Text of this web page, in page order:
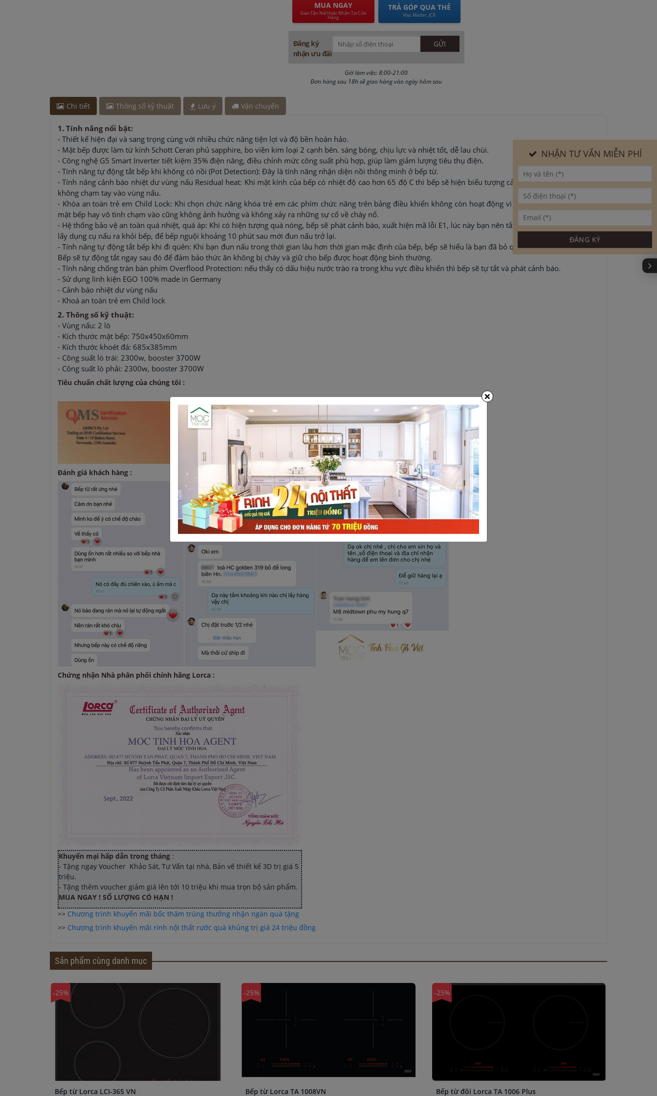
MUA NGAY
Giao Tận Nơi Hoặc Nhận Tại Cửa
Hàng
TRẢ GÓP QUA THẺ
Visa, Master, JCB
Đăng ký
nhận ưu đãi
Giờ làm việc: 8:00-21:00
Đơn hàng sau 18h sẽ giao hàng vào ngày hôm sau
Chi tiết Thông số kỹ thuật Lưu ý Vận chuyển
1. Tính năng nổi bật:
- Thiết kế hiện đại và sang trọng cùng với nhiều chức năng tiện lợi và độ bền hoàn hảo.
- Mặt bếp được làm từ kính Schott Ceran phủ sapphire, bo viền kim loại 2 cạnh bên. sáng bóng, chịu lực và nhiệt tốt, dễ lau chùi.
- Công nghệ G5 Smart Inverter tiết kiệm 35% điện năng, điều chỉnh mức công suất phù hợp, giúp làm giảm lượng tiêu thụ điện.
- Tính năng tự động tắt bếp khi không có nồi (Pot Detection): Đây là tính năng nhận diện nồi thông minh ở bếp từ.
- Tính năng cảnh báo nhiệt dư vùng nấu Residual heat: Khi mặt kính của bếp có nhiệt độ cao hơn 65 độ C thì bếp sẽ hiện biểu tượng cảnh báo để người sử dụng
không chạm tay vào vùng nấu.
- Khóa an toàn trẻ em Child Lock: Khi chọn chức năng khóa trẻ em các phím chức năng trên bảng điều khiển không còn hoạt động vì thế trẻ có tiếp xúc với bề
mặt bếp hay vô tình chạm vào cũng không ảnh hưởng và không xảy ra những sự cố về cháy nổ.
- Hệ thống bảo vệ an toàn quá nhiệt, quá áp: Khi có hiện tượng quá nóng, bếp sẽ phát cảnh báo, xuất hiện mã lỗi E1, lúc này bạn nên tắt bếp ngay lập tức. Sau đó
lấy dụng cụ nấu ra khỏi bếp, để bếp nguội khoảng 10 phút sau mới đun nấu trở lại.
- Tính năng tự động tắt bếp khi đi quên: Khi bạn đun nấu trong thời gian lâu hơn thời gian mặc định của bếp, bếp sẽ hiểu là bạn đã bỏ quên nồi thức ăn trên bếp.
Bếp sẽ tự động tắt ngay sau đó để đảm bảo thức ăn không bị cháy và giữ cho bếp được hoạt động bình thường.
- Tính năng chống tràn bàn phím Overflood Protection: nếu thấy có dấu hiệu nước trào ra trong khu vực điều khiển thì bếp sẽ tự tắt và phát cảnh báo.
- Sử dụng linh kiện EGO 100% made in Germany
- Cảnh báo nhiệt dư vùng nấu
- Khoá an toàn trẻ em Child lock
2. Thông số kỹ thuật:
- Vùng nấu: 2 lò
- Kích thước mặt bếp: 750x450x60mm
- Kích thước khoét đá: 685x385mm
- Công suất lò trái: 2300w, booster 3700W
- Công suất lò phải: 2300w, booster 3700W
Tiêu chuẩn chất lượng của chúng tôi :
Đánh giá khách hàng :
Chứng nhận Nhà phân phối chính hãng Lorca :
Khuyến mại hấp dẫn trong tháng :
- Tặng ngay Voucher Khảo Sát, Tư Vấn tại nhà, Bản vẽ thiết kế 3D trị giá 5
triệu.
- Tặng thêm voucher giảm giá lên tới 10 triệu khi mua trọn bộ sản phẩm.
MUA NGAY ! SỐ LƯỢNG CÓ HẠN !
>> Chương trình khuyến mãi bốc thăm trúng thưởng nhận ngàn quà tặng
>> Chương trình khuyến mãi rinh nội thất rước quà khủng trị giá 24 triệu đồng
NHẬN TƯ VẤN MIỄN PHÍ
Sản phẩm cùng danh mục
-25%
Bếp từ Lorca LCI-365 VN
-25%
Bếp từ Lorca TA 1008VN
-25%
Bếp từ đôi Lorca TA 1006 Plus
×